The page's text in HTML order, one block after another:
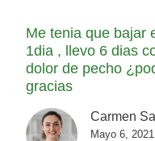
Me tenia que bajar
1dia , llevo 6 dias
dolor de pecho
gracias
Carmen
Mayo 6, 2021